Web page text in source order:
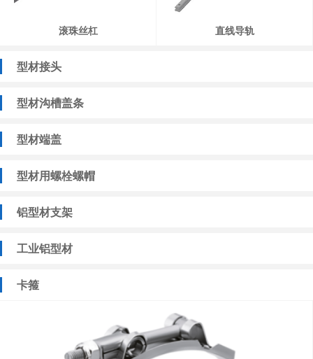
滚珠丝杠 直线导轨
型材接头
型材沟槽盖条
型材端盖
型材用螺栓螺帽
铝型材支架
工业铝型材
卡箍